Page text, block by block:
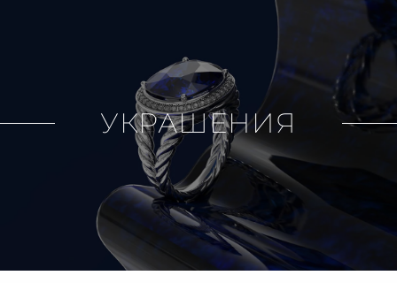
УКРАШЕНИЯ